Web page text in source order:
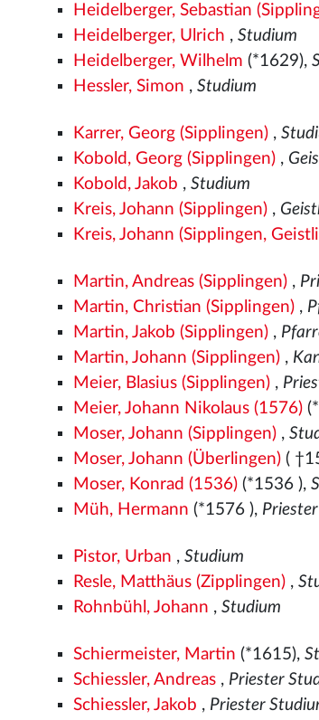
Heidelberger, Sebastian
Heidelberger, Ulrich ,Studium
Heidelberger, Wilhelm (*1629),
Hessler, Simon ,Studium
Karrer, Georg (Sipplingen) ,
Kobold, Georg (Sipplingen) ,
Kobold, Jakob ,Studium
Kreis, Johann (Sipplingen) ,
Kreis, Johann (Sipplingen,
Martin, Andreas (Sipplingen) ,
Martin, Christian (Sipplingen) ,
Martin, Jakob (Sipplingen) ,
Martin, Johann (Sipplingen) ,
Meier, Blasius (Sipplingen) ,
Meier, Johann Nikolaus (1576)
Moser, Johann (Sipplingen) ,
Moser, Johann (Überlingen) (
Moser, Konrad (1536) (*1536 ),
Müh, Hermann (*1576 ), Priester
Pistor, Urban ,Studium
Resle, Matthäus (Zipplingen) ,
Rohnbühl, Johann ,Studium
Schiermeister, Martin (*1615),
Schiessler, Andreas , Priester
Schiessler, Jakob , Priester